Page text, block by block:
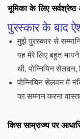
भूमिका के लिए
पुरस्कार के बाद
मुझे पुरस्कार से
यह मेरे लिए बहुत
थी, पोन्नियिन सेलवन,
पोन्नियिन सेलवन में
का सम्मान करना
किस साम्राज्य पर